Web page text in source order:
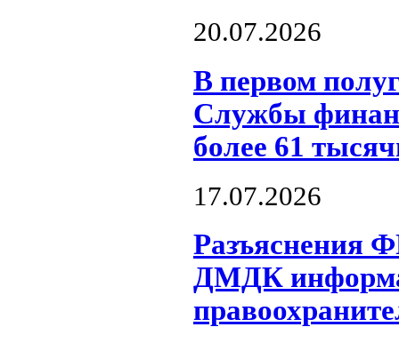
20.07.2026
В первом
Службы
более 61
17.07.2026
Разъяснения
ДМДК